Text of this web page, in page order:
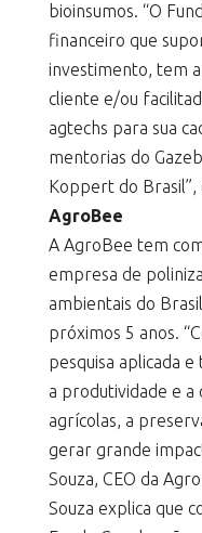
bioinsumos. “O
financeiro que
investimento, tem
cliente e/ou
agtechs para sua
mentorias do
Koppert do
AgroBee
A AgroBee tem
empresa de
ambientais do
próximos 5 anos.
pesquisa aplicada
a produtividade e a
agrícolas, a
gerar grande
Souza, CEO da
Souza explica que